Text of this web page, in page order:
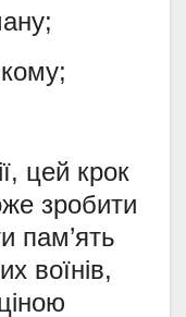
цей крок
зробити
пам’ять
воїнів,